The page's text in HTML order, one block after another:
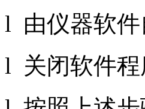
l 由仪器软件
l 关闭软件程